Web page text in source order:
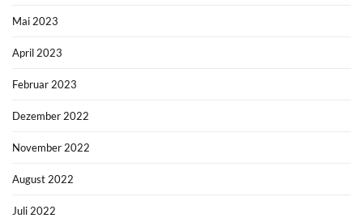
Mai 2023
April 2023
Februar 2023
Dezember 2022
November 2022
August 2022
Juli 2022